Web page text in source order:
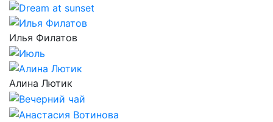
Илья Филатов
Алина Лютик